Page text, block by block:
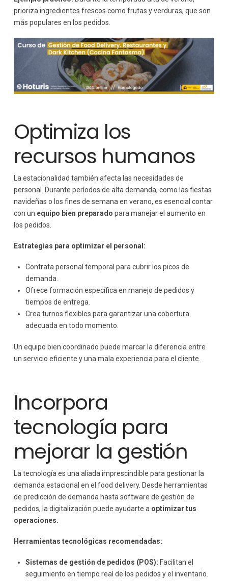
prioriza ingredientes frescos como frutas y verduras, que son
más populares en los pedidos.
Optimiza los
recursos humanos
La estacionalidad también afecta las necesidades de
personal. Durante períodos de alta demanda, como las fiestas
navideñas o los fines de semana en verano, es esencial contar
con un equipo bien preparado para manejar el aumento en
los pedidos.
Estrategias para optimizar el personal:
Contrata personal temporal para cubrir los picos de
demanda.
Ofrece formación específica en manejo de pedidos y
tiempos de entrega.
Crea turnos flexibles para garantizar una cobertura
adecuada en todo momento.
Un equipo bien coordinado puede marcar la diferencia entre
un servicio eficiente y una mala experiencia para el cliente.
Incorpora
tecnología para
mejorar la gestión
La tecnología es una aliada imprescindible para gestionar la
demanda estacional en el food delivery. Desde herramientas
de predicción de demanda hasta software de gestión de
pedidos, la digitalización puede ayudarte a optimizar tus
operaciones.
Herramientas tecnológicas recomendadas:
Sistemas de gestión de pedidos (POS): Facilitan el
seguimiento en tiempo real de los pedidos y el inventario.